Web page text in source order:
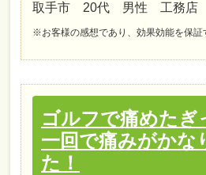
取手市 20代 男性 工務
※お客様の感想であり、効果効能を保証
ゴルフで痛めたぎ
一回で痛みがかな
た！